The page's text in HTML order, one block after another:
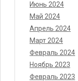
Июнь 2024
Май 2024
Апрель 2024
Март 2024
Февраль 2024
Ноябрь 2023
Февраль 2023